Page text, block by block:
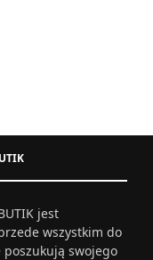
jest
wszystkim do
poszukują swojego